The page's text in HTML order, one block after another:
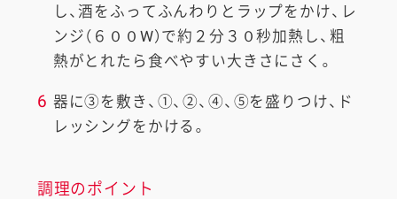
し、酒をふってふんわりとラップをかけ、レ
ンジ（６００W）で約２分３０秒加熱し、粗
熱がとれたら食べやすい大きさにさく。
6 器に③を敷き、①、②、④、⑤を盛りつけ、ド
レッシングをかける。
調理のポイント